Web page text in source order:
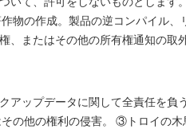
物の作成。製品の逆コンパイル
またはその他の所有権通知の取
アップデータに関して全責任を
の他の権利の侵害。 ③トロイの